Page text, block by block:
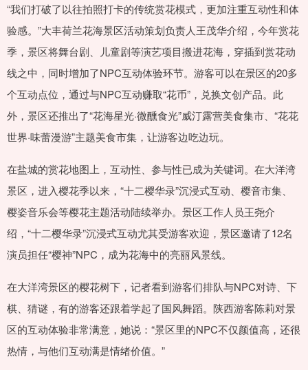
“我们打破了以往拍照打卡的传统赏花模式，更加注重互动性和体
验感。”大丰荷兰花海景区活动策划负责人王茂华介绍，今年赏花
季，景区将舞台剧、儿童剧等演艺项目搬进花海，穿插到赏花动
线之中，同时增加了NPC互动体验环节。游客可以在景区的20多
个互动点位，通过与NPC互动赚取“花币”，兑换文创产品。此
外，景区还推出了“花海星光·微醺食光”威汀露营美食集市、“花花
世界·味蕾漫游”主题美食市集，让游客边吃边玩。
在盐城的赏花地图上，互动性、参与性已成为关键词。在大洋湾
景区，进入樱花季以来，“十二樱华录”沉浸式互动、樱音市集、
樱姿音乐会等樱花主题活动陆续举办。景区工作人员王尧介
绍，“十二樱华录”沉浸式互动尤其受游客欢迎，景区邀请了12名
演员担任“樱神”NPC，成为花海中的亮丽风景线。
在大洋湾景区的樱花树下，记者看到游客们排队与NPC对诗、下
棋、猜谜，有的游客还跟着学起了国风舞蹈。陕西游客陈莉对景
区的互动体验非常满意，她说：“景区里的NPC不仅颜值高，还很
热情，与他们互动满是情绪价值。”